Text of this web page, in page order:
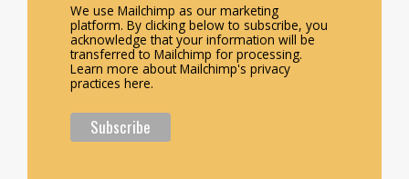
We use Mailchimp as our marketing
platform. By clicking below to subscribe, you
acknowledge that your information will be
transferred to Mailchimp for processing.
Learn more about Mailchimp's privacy
practices here.